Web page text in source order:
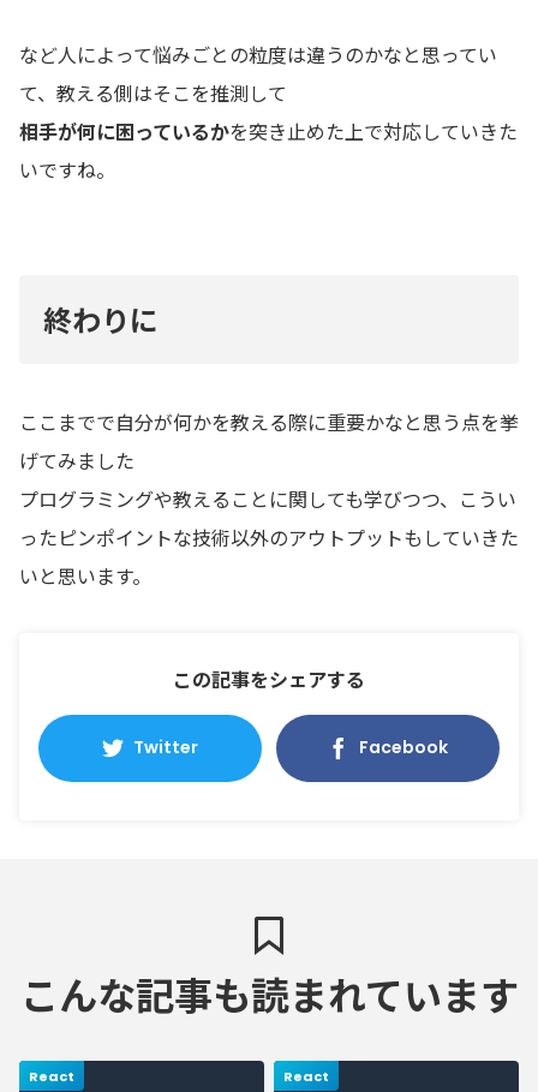
など人によって悩みごとの粒度は違うのかなと思ってい
て、教える側はそこを推測して
相手が何に困っているかを突き止めた上で対応していきた
いですね。
終わりに
ここまでで自分が何かを教える際に重要かなと思う点を挙
げてみました
プログラミングや教えることに関しても学びつつ、こうい
ったピンポイントな技術以外のアウトプットもしていきた
いと思います。
この記事をシェアする
Twitter Facebook
こんな記事も読まれています
React React